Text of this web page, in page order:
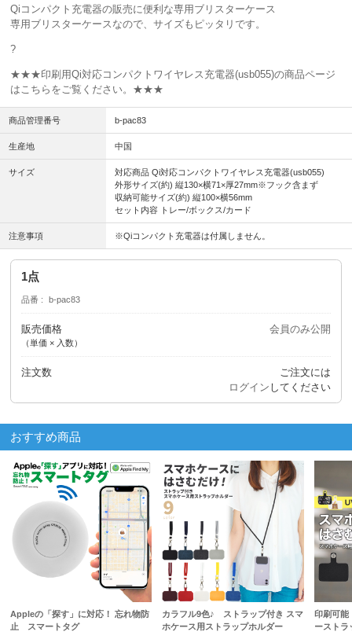
Qiコンパクト充電器の販売に便利な専用ブリスターケース
専用ブリスターケースなので、サイズもピッタリです。
?
★★★印刷用Qi対応コンパクトワイヤレス充電器(usb055)の商品ページ
はこちらをご覧ください。★★★
商品管理番号 b-pac83
生産地 中国
サイズ
対応商品 Qi対応コンパクトワイヤレス充電器(usb055)
外形サイズ(約) 縦130×横71×厚27mm※フック含まず
収納可能サイズ(約) 縦100×横56mm
セット内容 トレー/ボックス/カード
注意事項 ※Qiコンパクト充電器は付属しません。
1点
品番 b-pac83
販売価格
（単価 × 入数）
会員のみ公開
注文数
ご注文には
ログイン してください
おすすめ商品
Appleの「探す」に対応！ 忘れ物防
止 スマートタグ
カラフル9色♪ ストラップ付き スマ
ホケース用ストラップホルダー
印刷可能
ースト